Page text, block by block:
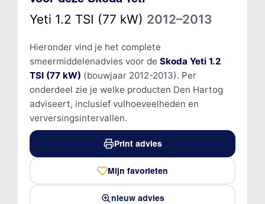
Yeti 1.2 TSI (77 kW) 2012–2013
Hieronder vind je het complete
smeermiddelenadvies voor de Skoda Yeti 1.2
TSI (77 kW) (bouwjaar 2012-2013). Per
onderdeel zie je welke producten Den Hartog
adviseert, inclusief vulhoeveelheden en
verversingsintervallen.
Print advies
Mijn favorieten
nieuw advies